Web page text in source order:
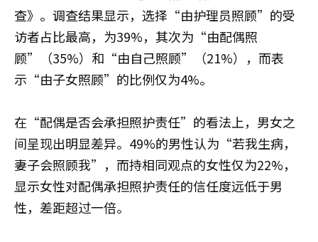
查》。调查结果显示，选择“由护理员照顾”的受
访者占比最高，为39%，其次为“由配偶照
顾”（35%）和“由自己照顾”（21%），而表
示“由子女照顾”的比例仅为4%。
在“配偶是否会承担照护责任”的看法上，男女之
间呈现出明显差异。49%的男性认为“若我生病，
妻子会照顾我”，而持相同观点的女性仅为22%，
显示女性对配偶承担照护责任的信任度远低于男
性，差距超过一倍。